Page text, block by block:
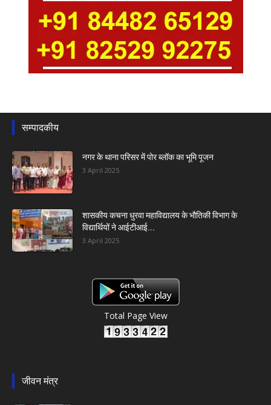
सम्पादकीय
नगर के थाना परिसर में पोर ब्लॉक का भूमि पूजन
3 April 2025
शासकीय कचना धुरवा महाविद्यालय के भौतिकी विभाग के
विद्यार्थियों ने आईटीआई...
3 April 2025
Total Page View
जीवन मंत्र